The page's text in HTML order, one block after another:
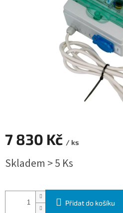
7 830 Kč / ks
Skladem > 5 Ks
Přidat do košíku